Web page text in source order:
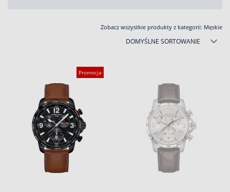
Zobacz wszystkie produkty z kategorii: Męskie
DOMYŚLNE SORTOWANIE
Promocja